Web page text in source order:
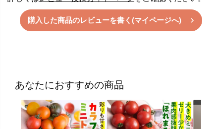
購入した商品のレビューを書く(マイページへ)
あなたにおすすめの商品